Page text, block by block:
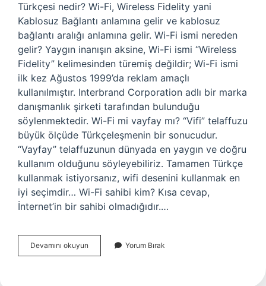
Türkçesi nedir? Wi-Fi, Wireless Fidelity yani
Kablosuz Bağlantı anlamına gelir ve kablosuz
bağlantı aralığı anlamına gelir. Wi-Fi ismi nereden
gelir? Yaygın inanışın aksine, Wi-Fi ismi “Wireless
Fidelity” kelimesinden türemiş değildir; Wi-Fi ismi
ilk kez Ağustos 1999’da reklam amaçlı
kullanılmıştır. Interbrand Corporation adlı bir marka
danışmanlık şirketi tarafından bulunduğu
söylenmektedir. Wi-Fi mi vayfay mı? “Vifi” telaffuzu
büyük ölçüde Türkçeleşmenin bir sonucudur.
“Vayfay” telaffuzunun dünyada en yaygın ve doğru
kullanım olduğunu söyleyebiliriz. Tamamen Türkçe
kullanmak istiyorsanız, wifi desenini kullanmak en
iyi seçimdir… Wi-Fi sahibi kim? Kısa cevap,
İnternet’in bir sahibi olmadığıdır.…
Devamını okuyun
Fi
Yorum Bırak